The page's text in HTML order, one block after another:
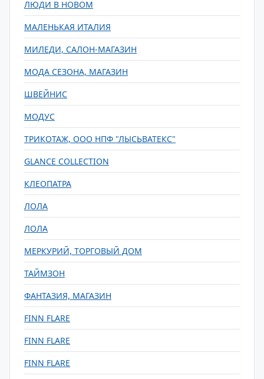
ЛЮДИ В НОВОМ
МАЛЕНЬКАЯ ИТАЛИЯ
МИЛЕДИ, САЛОН-МАГАЗИН
МОДА СЕЗОНА, МАГАЗИН
ШВЕЙНИС
МОДУС
ТРИКОТАЖ, ООО НПФ "ЛЫСЬВАТЕКС"
GLANCE COLLECTION
КЛЕОПАТРА
ЛОЛА
ЛОЛА
МЕРКУРИЙ, ТОРГОВЫЙ ДОМ
ТАЙМЗОН
ФАНТАЗИЯ, МАГАЗИН
FINN FLARE
FINN FLARE
FINN FLARE